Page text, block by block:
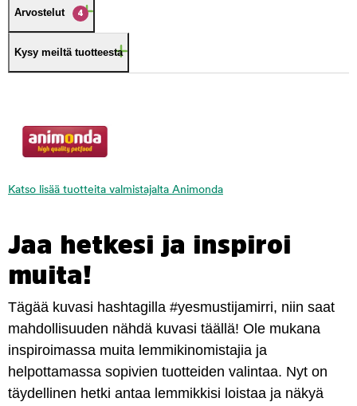
Arvostelut 4
Kysy meiltä tuotteesta
Katso lisää tuotteita valmistajalta Animonda
Jaa hetkesi ja inspiroi
muita!
Tägää kuvasi hashtagilla #yesmustijamirri, niin saat
mahdollisuuden nähdä kuvasi täällä! Ole mukana
inspiroimassa muita lemmikinomistajia ja
helpottamassa sopivien tuotteiden valintaa. Nyt on
täydellinen hetki antaa lemmikkisi loistaa ja näkyä